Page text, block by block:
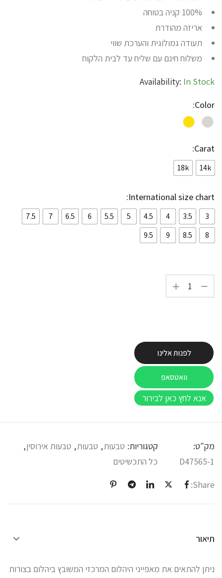
100% קניה בטוחה
אריזה מהודרת
תעודה גמולוגית והערכת שווי
משלוח חינם עם שליח עד לבית הלקוח
Availability: In Stock
Color:
Carat:
14k
18k
International size chart:
3
3.5
4
4.5
5
5.5
6
6.5
7
7.5
8
8.5
9
9.5
לפנות אלינו
וואטסאפ
אנא לחץ כאן לבירור
מק"ט:
D47565-1
קטגוריות: טבעות, טבעות, טבעות אירוסין,
כל התכשיטים
Share:
תיאור
ניתן להתאים את מאפייני היהלום המרכזי המשובץ ביהלום בצורות